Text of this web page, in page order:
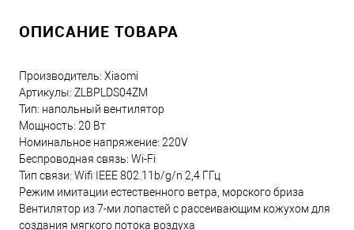
ОПИСАНИЕ ТОВАРА
Производитель: Xiaomi
Артикулы: ZLBPLDS04ZM
Тип: напольный вентилятор
Мощность: 20 Вт
Номинальное напряжение: 220V
Беспроводная связь: Wi-Fi
Тип связи: Wifi IEEE 802.11b/g/n 2,4 ГГц
Режим имитации естественного ветра, морского бриза
Вентилятор из 7-ми лопастей с рассеивающим кожухом для
создания мягкого потока воздуха